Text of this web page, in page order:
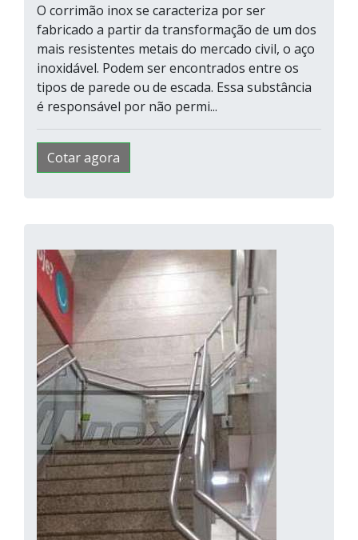
O corrimão inox se caracteriza por ser
fabricado a partir da transformação de um dos
mais resistentes metais do mercado civil, o aço
inoxidável. Podem ser encontrados entre os
tipos de parede ou de escada. Essa substância
é responsável por não permi...
Cotar agora